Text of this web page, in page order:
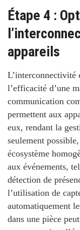
Étape 4 :
appareils
L’interconnectivité
l’efficacité d’une
communication
permettent aux
eux, rendant la
seulement
écosystème
aux événements,
détection de
l’utilisation de
automatiquement
dans une pièce